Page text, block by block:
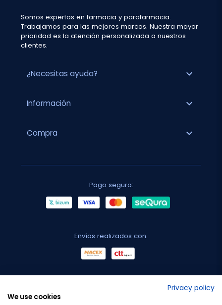
Somos expertos en farmacia y parafarmacia.
Trabajamos para las mejores marcas. Nuestra mayor
prioridad es la atención personalizada a nuestros
clientes.
¿Necesitas ayuda? expand_more
Información expand_more
Compra expand_more
Pago seguro:
Envíos realizados con:
Privacy policy
We use cookies